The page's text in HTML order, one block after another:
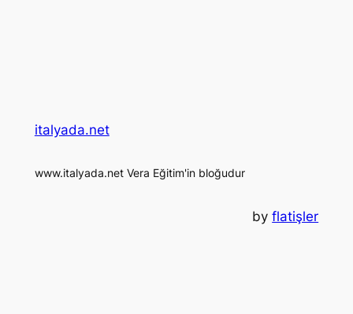
italyada.net
www.italyada.net Vera Eğitim'in bloğudur
byflatişler